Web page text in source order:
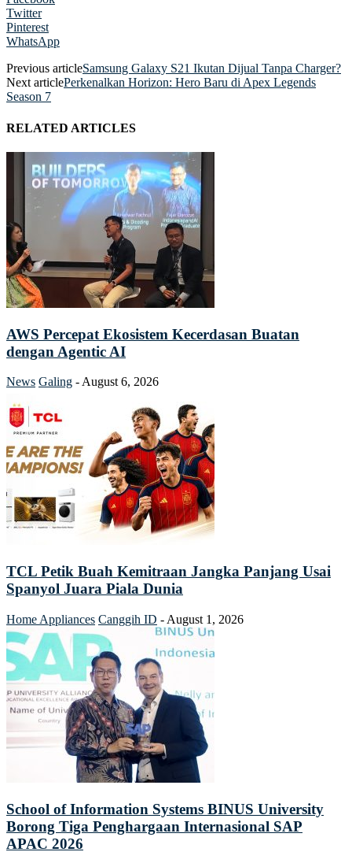
Twitter
Pinterest
WhatsApp
Previous articleSamsung Galaxy S21 Ikutan Dijual Tanpa Charger?
Next articlePerkenalkan Horizon: Hero Baru di Apex Legends
Season 7
RELATED ARTICLES
AWS Percepat Ekosistem Kecerdasan Buatan
dengan Agentic AI
News Galing -August 6, 2026
TCL Petik Buah Kemitraan Jangka Panjang Usai
Spanyol Juara Piala Dunia
Home Appliances Canggih ID - August 1, 2026
School of Information Systems BINUS University
Borong Tiga Penghargaan Internasional SAP
APAC 2026